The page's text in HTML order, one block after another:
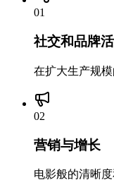
01
社交和品牌
在扩大生产规
02
营销与增长
电影般的清晰